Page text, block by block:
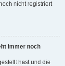
nicht registriert
immer noch
hast und die